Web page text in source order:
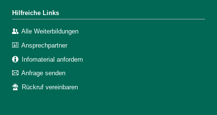
Hilfreiche Links
Alle Weiterbildungen
Ansprechpartner
Infomaterial anfordern
Anfrage senden
Rückruf vereinbaren